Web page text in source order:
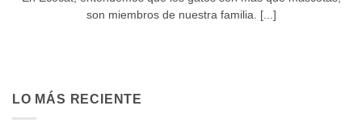
son miembros de nuestra familia. [...]
LO MÁS RECIENTE